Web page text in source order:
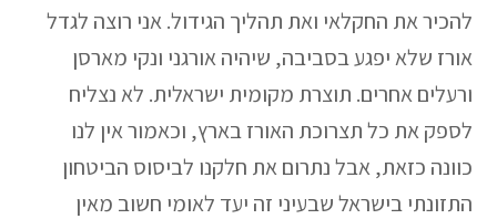
להכיר את החקלאי ואת תהליך הגידול. אני רוצה לגדל
אורז שלא יפגע בסביבה, שיהיה אורגני ונקי מארסן
ורעלים אחרים. תוצרת מקומית ישראלית. לא נצליח
לספק את כל תצרוכת האורז בארץ, וכאמור אין לנו
כוונה כזאת, אבל נתרום את חלקנו לביסוס הביטחון
התזונתי בישראל שבעיני זה יעד לאומי חשוב מאין